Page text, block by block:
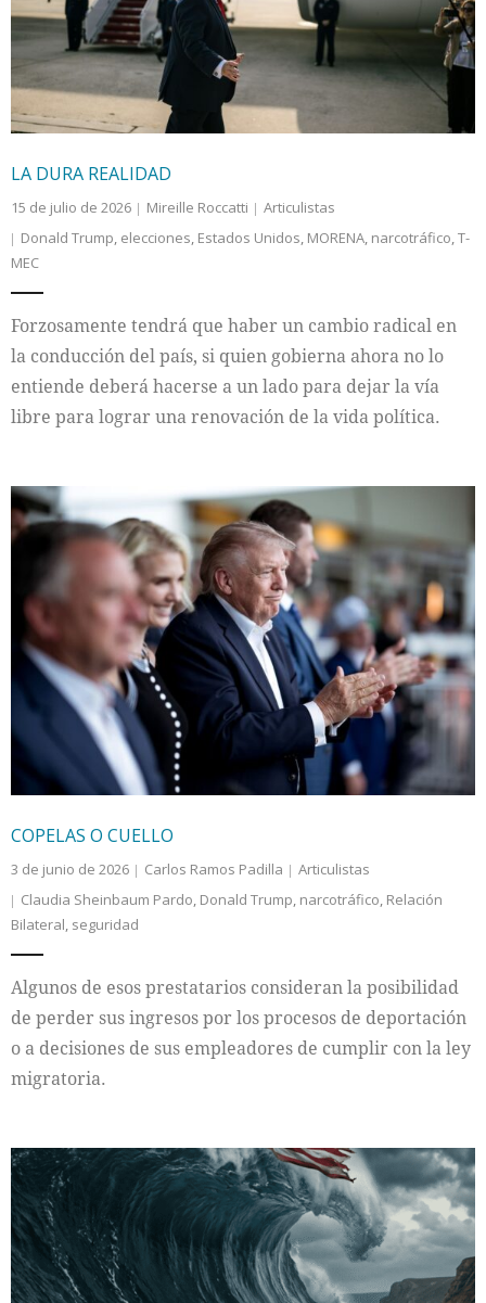
LA DURA REALIDAD
15 de julio de 2026 Mireille Roccatti
Articulistas
Donald Trump, elecciones, Estados Unidos, MORENA, narcotráfico,T-
MEC
Forzosamente tendrá que haber un cambio radical en
la conducción del país, si quien gobierna ahora no lo
entiende deberá hacerse a un lado para dejar la vía
libre para lograr una renovación de la vida política.
COPELAS O CUELLO
3 de junio de 2026 Carlos Ramos Padilla
Articulistas
Claudia Sheinbaum Pardo, Donald Trump, narcotráfico, Relación
Bilateral, seguridad
Algunos de esos prestatarios consideran la posibilidad
de perder sus ingresos por los procesos de deportación
o a decisiones de sus empleadores de cumplir con la ley
migratoria.